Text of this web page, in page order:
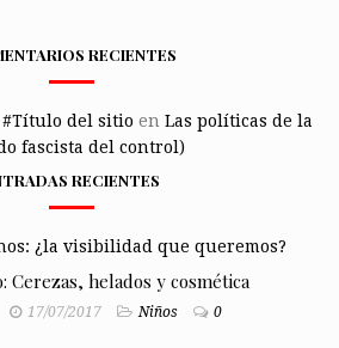
RECIENTES
del sitio en Las políticas de la
fascista del control)
RECIENTES
¿la visibilidad que queremos?
Cerezas, helados y cosmética
17/07/2017 Niños 0